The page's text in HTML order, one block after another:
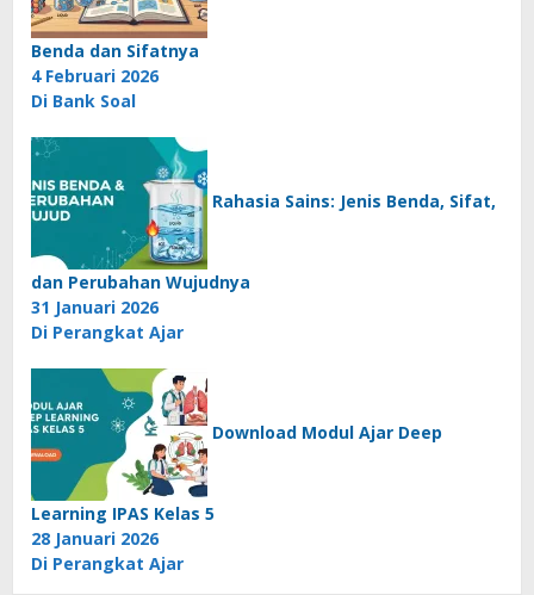
Benda dan Sifatnya
4 Februari 2026
Di Bank Soal
Rahasia Sains: Jenis Benda, Sifat,
dan Perubahan Wujudnya
31 Januari 2026
Di Perangkat Ajar
Download Modul Ajar Deep
Learning IPAS Kelas 5
28 Januari 2026
Di Perangkat Ajar